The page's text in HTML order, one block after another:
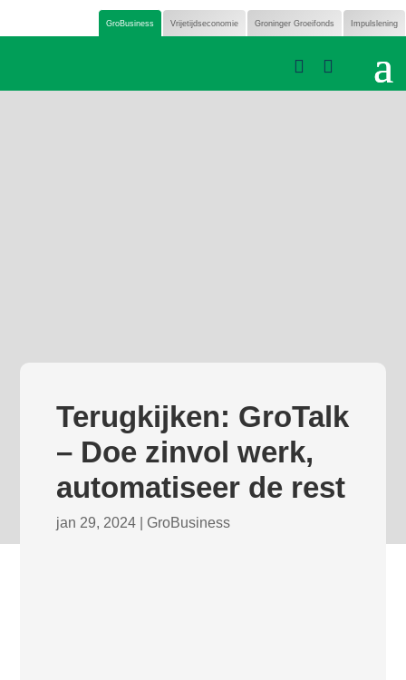
GroBusiness Vrijetijdseconomie Groninger Groeifonds Impulslening
 
Terugkijken: GroTalk
– Doe zinvol werk,
automatiseer de rest
jan 29, 2024 GroBusiness